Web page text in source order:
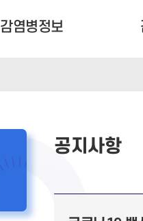
감염병정보
공지사항